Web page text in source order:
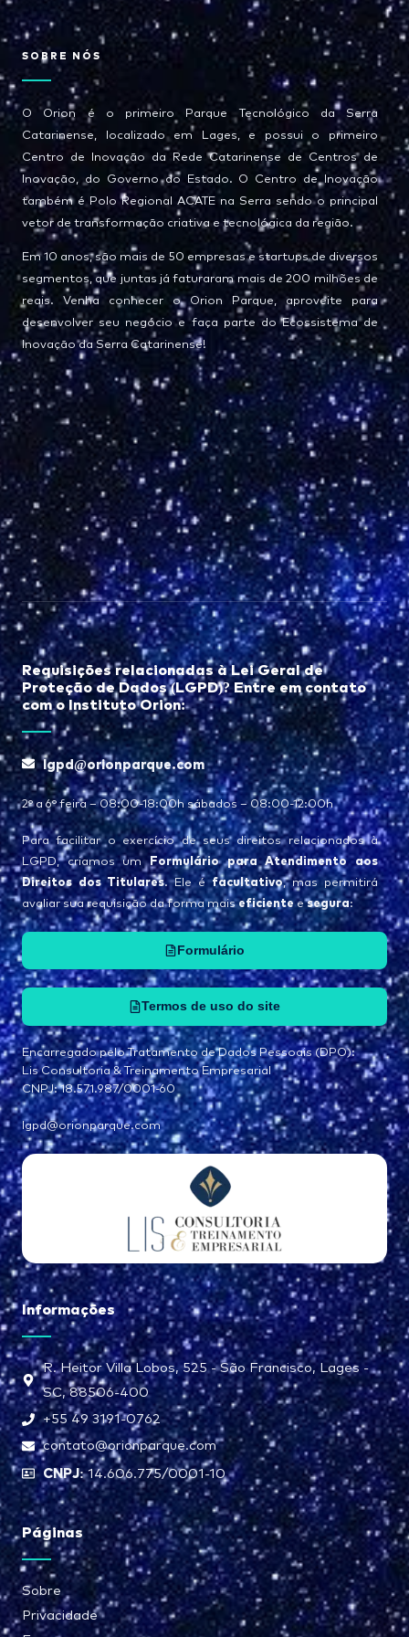
SOBRE NÓS
O Orion é o primeiro Parque Tecnológico da Serra
Catarinense, localizado em Lages, e possui o primeiro
Centro de Inovação da Rede Catarinense de Centros de
Inovação, do Governo do Estado. O Centro de Inovação
também é Polo Regional ACATE na Serra sendo o principal
vetor de transformação criativa e tecnológica da região.
Em 10 anos, são mais de 50 empresas e startups de diversos
segmentos, que juntas já faturaram mais de 200 milhões de
reais. Venha conhecer o Orion Parque, aproveite para
desenvolver seu negócio e faça parte do Ecossistema de
Inovação da Serra Catarinense!
Páginas
Sobre
Privacidade
Informações
R. Heitor Villa Lobos, 525 - São Francisco, Lages -
SC, 88506-400
+55 49 3191-0762
contato@orionparque.com
CNPJ:14.606.775/0001-10
Requisições relacionadas à Lei Geral de
Proteção de Dados (LGPD)? Entre em contato
com o Instituto Orion:
lgpd@orionparque.com
2° a 6° feira – 08:00-18:00h sábados – 08:00-12:00h
Para facilitar o exercício de seus direitos relacionados à
LGPD, criamos umFormulário para Atendimento aos
Direitos dos Titulares. Ele éfacultativo, mas permitirá
avaliar sua requisição da forma maiseficienteesegura:
Formulário
Termos de uso do site
Encarregado pelo Tratamento de Dados Pessoais (DPO):
Lis Consultoria & Treinamento Empresarial
CNPJ: 18.571.987/0001-60
lgpd@orionparque.com